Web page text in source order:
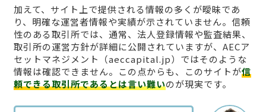
加えて、サイト上で提供される情報の多くが曖昧であ
り、明確な運営者情報や実績が示されていません。信頼
性のある取引所では、通常、法人登録情報や監査結果、
取引所の運営方針が詳細に公開されていますが、AECア
セットマネジメント（aeccapital.jp）ではそのような
情報は確認できません。この点からも、このサイトが信
頼できる取引所であるとは言い難いのが現実です。